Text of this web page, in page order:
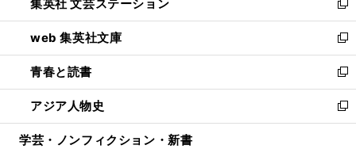
く
ィ
ン
ド
ウ
で
開
く
い
ウ
ィ
ン
ド
ウ
で
開
集英社 文芸ステーション
新
し
い
ウ
ィ
ン
ド
ウ
web 集英社文庫
新
し
い
ウ
ィ
ン
青春と読書
新
し
い
ウ
アジア人物史
新
し
学芸・ノンフィクション・新書